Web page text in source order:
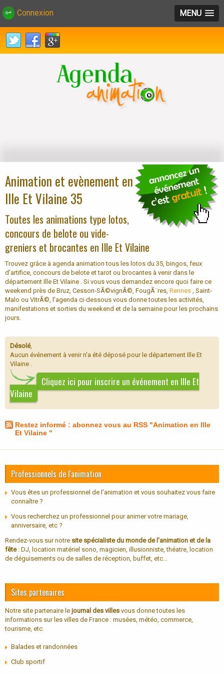
Connexion MENU
Animation et evènement en
Ille Et Vilaine 35
Toutes les animations type lotos,
concours de belote ou vide-
greniers et brocantes en Ille Et Vilaine
Trouvez grâce à agenda animation tous les lotos du 35, bingos, feux
d'artifice, concours de belote et tarot ou brocantes à venir dans le
département Ille Et Vilaine . Si vous vous demandez encore quoi faire ce
weekend près de Bruz, Cesson-SÃ©vignÃ©, FougÃ¨res, Rennes , Saint-
Malo ou VitrÃ©, l'agenda ci-dessous vous donne toutes les activités,
manifestations et sorties du weekend et de la semaine pour les prochains
jours.
Désolé,
Aucun événement à venir n'a été déposé pour le département Ille Et
Vilaine .
Cliquez ici pour inscrire un événement en Ille Et
Vilaine
Restez informé : abonnez vous au RSS "Animation en Ille
Et Vilaine "
Professionnels de l'animation
Vous êtes un professionnel de l'animation et vous souhaitez vous faire
connaître ?
Vous recherchez un professionnel pour animer votre mariage,
anniversaire, etc ?
Rendez-vous sur notre site spécialiste du monde de l'animation et de la
fête: DJ, location matériel sono, magicien, illusionniste, théatre, location
de déguisements ou de salles de réception, buffet, etc...
Sites partenaires
Notre site partenaire le journal des villes vous donne toutes les
informations sur les villes de France : musées, météo, commerce,
tourisme, etc.
Balades et randonnées
Club sportif